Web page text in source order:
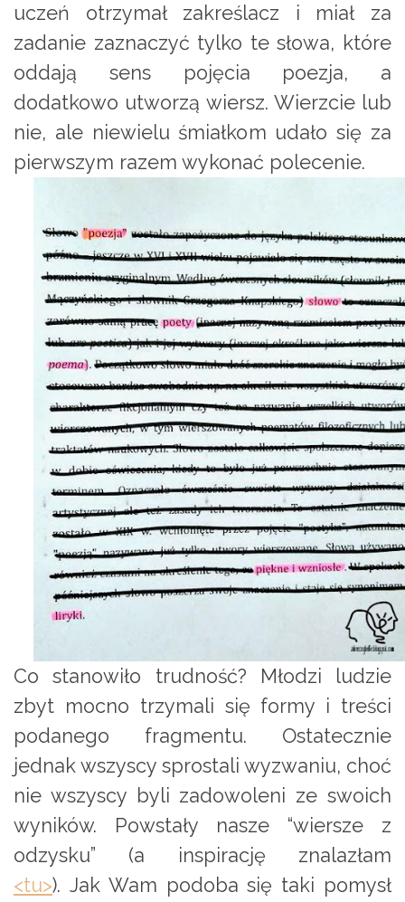
uczeń otrzymał zakreślacz i miał za
zadanie zaznaczyć tylko te słowa, które
oddają sens pojęcia poezja, a
dodatkowo utworzą wiersz. Wierzcie lub
nie, ale niewielu śmiałkom udało się za
pierwszym razem wykonać polecenie.
Co stanowiło trudność? Młodzi ludzie
zbyt mocno trzymali się formy i treści
podanego fragmentu. Ostatecznie
jednak wszyscy sprostali wyzwaniu, choć
nie wszyscy byli zadowoleni ze swoich
wyników. Powstały nasze “wiersze z
odzysku” (a inspirację znalazłam
<tu>). Jak Wam podoba się taki pomysł